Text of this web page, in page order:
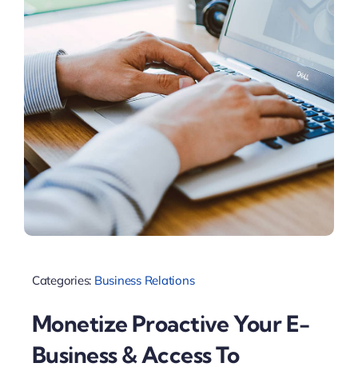
Categories: Business Relations
Monetize Proactive Your E-
Business & Access To